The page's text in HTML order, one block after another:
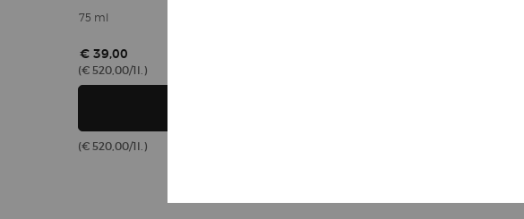
75 ml
€ 39,00
(€ 520,00/1l.)
(€ 520,00/1l.)